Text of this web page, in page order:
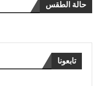
حالة الطقس
تابعونا